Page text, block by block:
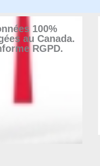
100%
au Canada.
RGPD.